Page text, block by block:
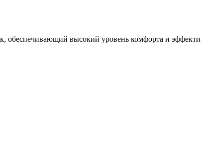
высокий уровень комфорта и